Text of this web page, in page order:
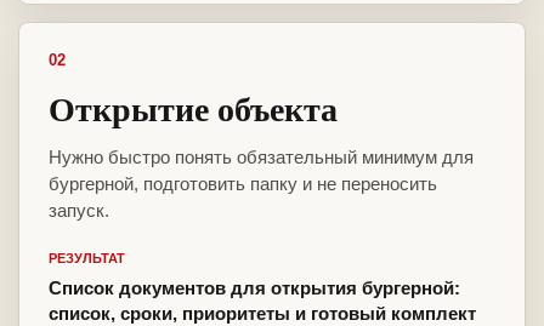
02
Открытие объекта
Нужно быстро понять обязательный минимум для
бургерной, подготовить папку и не переносить
запуск.
РЕЗУЛЬТАТ
Список документов для открытия бургерной:
список, сроки, приоритеты и готовый комплект